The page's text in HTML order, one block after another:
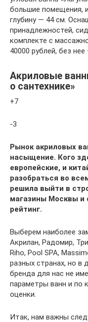
большие помещения,
глубину — 44 см.
принадлежностей,
комплекте с
40000 рублей, без
Акриловые
о сантехнике»
+7
-3
Рынок акриловых
насыщение. Кого
европейские, и
разобраться во
решила выйти в
магазины Москвы и
рейтинг.
Выберем наиболее
Акрилан, Радомир,
Riho, Pool SPA,
разных странах, но в
бренда для нас не
параметры ванн и по
оценки.
Итак, нам важны